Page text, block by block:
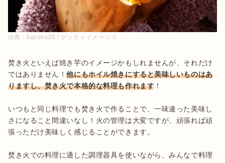
出典： kazoka30 / ゲッティイメージズ
焚き火といえば焼き芋のイメージかもしれませんが、それだけ
ではありません！他にもホイル焼きにすると美味しいものはあ
りますし、焚き火で本格的な料理も作れます ！
いつもと同じ料理でも焚き火で作ることで、一味違った美味し
さになること間違いなし！火の管理は大変ですが、頑張れば頑
張っただけ美味しく感じることができます。
焚き火での料理に適した調理器具を使いながら、みんなで料理